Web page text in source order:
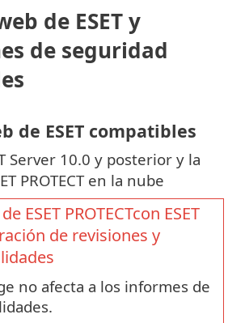
de ESET y
de seguridad
de ESET compatibles
Server 10.0 y posterior y la
PROTECT en la nube
ESET PROTECTcon ESET
de revisiones y
no afecta a los informes de